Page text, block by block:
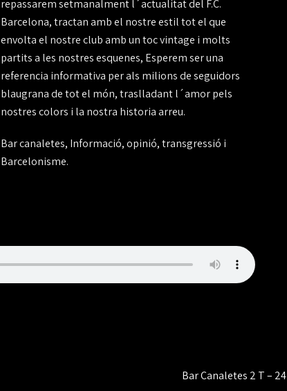
repassarem setmanalment l´actualitat del F.C.
Barcelona, tractan amb el nostre estil tot el que
envolta el nostre club amb un toc vintage i molts
partits a les nostres esquenes, Esperem ser una
referencia informativa per als milions de seguidors
blaugrana de tot el món, traslladant l´amor pels
nostres colors i la nostra historia arreu.
Bar canaletes, Informació, opinió, transgressió i
Barcelonisme.
Bar Canaletes 2 T – 24